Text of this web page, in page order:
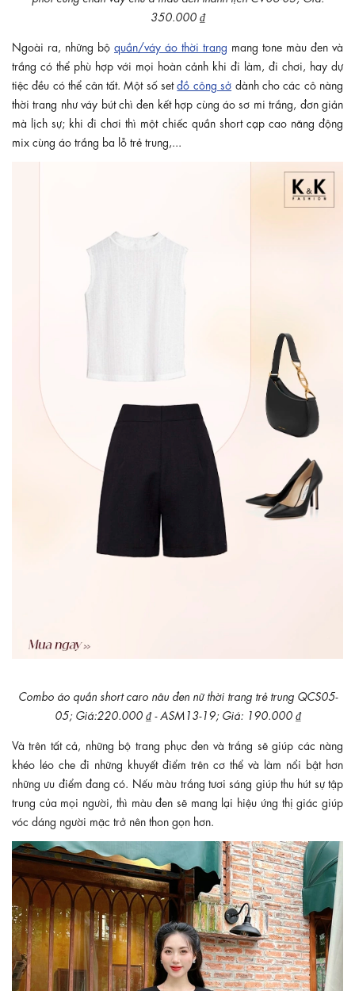
350.000 ₫
Ngoài ra, những bộ quần/váy áo thời trang mang tone màu đen và
trắng có thể phù hợp với mọi hoàn cảnh khi đi làm, đi chơi, hay dự
tiệc đều có thể cân tất. Một số setđồ công sở dành cho các cô nàng
thời trang như váy bút chì đen kết hợp cùng áo sơ mi trắng, đơn giản
mà lịch sự; khi đi chơi thì một chiếc quần short cạp cao năng động
mix cùng áo trắng ba lỗ trẻ trung,...
Combo áo quần short caro nâu đen nữ thời trang trẻ trung QCS05-
05; Giá:220.000 ₫ - ASM13-19; Giá: 190.000 ₫
Và trên tất cả, những bộ trang phục đen và trắng sẽ giúp các nàng
khéo léo che đi những khuyết điểm trên cơ thể và làm nổi bật hơn
những ưu điểm đang có. Nếu màu trắng tươi sáng giúp thu hút sự tập
trung của mọi người, thì màu đen sẽ mang lại hiệu ứng thị giác giúp
vóc dáng người mặc trở nên thon gọn hơn.